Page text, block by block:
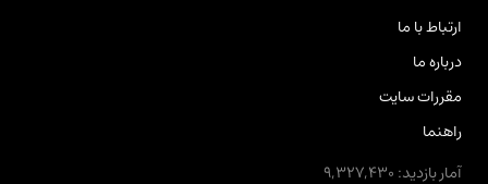
ارتباط با ما
درباره ما
مقررات سایت
راهنما
آمار بازدید: 9,327,430